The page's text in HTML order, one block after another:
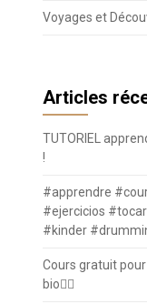
Voyages et
Articles
TUTORIEL
!
#apprendre
#ejercicios
#kinder
Cours gratuit
bio⛓️‍💥